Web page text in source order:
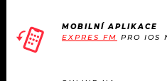
MOBILNÍ APLIKACE
EXPRES FM PRO IOS